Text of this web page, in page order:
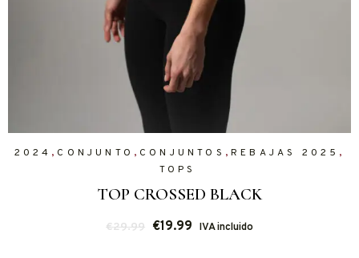
2024 , CONJUNTO , CONJUNTOS , REBAJAS 2025 ,
TOPS
TOP CROSSED BLACK
€29.99 €19.99 IVA incluido